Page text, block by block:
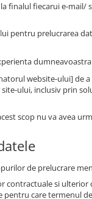
finalul fiecarui e-mail/
pentru prelucrarea
website-ului] de a
ului, inclusiv prin
scop nu va avea
de prelucrare
contractuale si ulterior
pentru care termenul